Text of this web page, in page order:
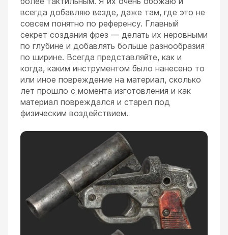
всегда добавляю везде, даже там, где это не
совсем понятно по референсу. Главный
секрет создания фрез — делать их неровными
по глубине и добавлять больше разнообразия
по ширине. Всегда представляйте, как и
когда, каким инструментом было нанесено то
или иное повреждение на материал, сколько
лет прошло с момента изготовления и как
материал повреждался и старел под
физическим воздействием.